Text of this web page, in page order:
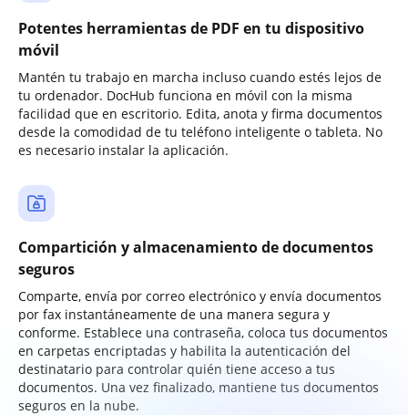
Potentes herramientas de PDF en tu dispositivo
móvil
Mantén tu trabajo en marcha incluso cuando estés lejos de
tu ordenador. DocHub funciona en móvil con la misma
facilidad que en escritorio. Edita, anota y firma documentos
desde la comodidad de tu teléfono inteligente o tableta. No
es necesario instalar la aplicación.
Compartición y almacenamiento de documentos
seguros
Comparte, envía por correo electrónico y envía documentos
por fax instantáneamente de una manera segura y
conforme. Establece una contraseña, coloca tus documentos
en carpetas encriptadas y habilita la autenticación del
destinatario para controlar quién tiene acceso a tus
documentos. Una vez finalizado, mantiene tus documentos
seguros en la nube.